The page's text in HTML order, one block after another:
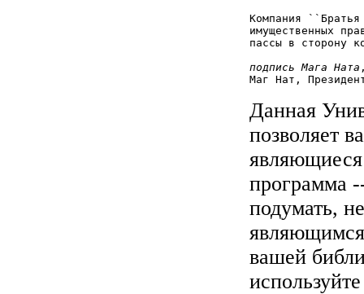
Компания
имущественных
пассы в сторону
подпись Мага Ната
Данная
позволяет
программа
подумать,
являющимся
вашей